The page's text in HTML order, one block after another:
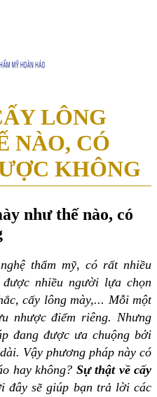
LÔNG
NÀO, CÓ
KHÔNG
như thế nào, có
thẩm mỹ, có rất nhiều
nhiều người lựa chọn
cấy lông mày,... Mỗi một
nhược điểm riêng. Nhưng
đang được ưa chuộng bởi
Vậy phương pháp này có
hay không? Sự thật về cấy
đây sẽ giúp bạn trả lời các